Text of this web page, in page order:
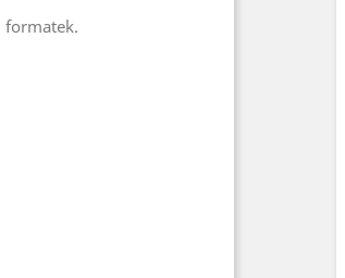
formatek.